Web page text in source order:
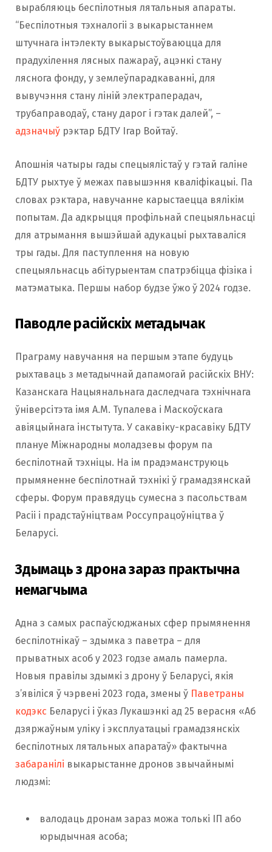
вырабляюць беспілотныя лятальныя апараты.
“Беспілотныя тэхналогіі з выкарыстаннем
штучнага інтэлекту выкарыстоўваюцца для
прадухілення лясных пажараў, ацэнкі стану
ляснога фонду, у землеўпарадкаванні, для
вывучэння стану ліній электраперадач,
трубаправодаў, стану дарог і гэтак далей”, –
адзначыў рэктар БДТУ Ігар Войтаў.
Апошнія чатыры гады спецыялістаў у гэтай галіне
БДТУ рыхтуе ў межах павышэння кваліфікацыі. Па
словах рэктара, навучанне карыстаецца вялікім
попытам. Да адкрыцця профільнай спецыяльнасці
для атрымання вышэйшай адукацыі рыхтаваліся
тры гады. Для паступлення на новую
спецыяльнасць абітурыентам спатрэбіцца фізіка і
матэматыка. Першы набор будзе ўжо ў 2024 годзе.
Паводле расійскіх метадычак
Праграму навучання на першым этапе будуць
рыхтаваць з метадычнай дапамогай расійскіх ВНУ:
Казанскага Нацыянальнага даследчага тэхнічнага
ўніверсітэта імя А.М. Тупалева і Маскоўскага
авіяцыйнага інстытута. У сакавіку-красавіку БДТУ
плануе Міжнародны моладзевы форум па
беспілотнай тэхніцы. На ім прадэманструюць
прымяненне беспілотнай тэхнікі ў грамадзянскай
сферы. Форум правядуць сумесна з пасольствам
Расіі і прадстаўніцтвам Россупрацоўніцтва ў
Беларусі.
Здымаць з дрона зараз практычна
немагчыма
Адна з самых распаўсюджаных сфер прымянення
беспілотнікаў – здымка з паветра – для
прыватных асоб у 2023 годзе амаль памерла.
Новыя правілы здымкі з дрону ў Беларусі, якія
з’явіліся ў чэрвені 2023 года, змены ў Паветраны
кодэкс Беларусі і ўказ Лукашэнкі ад 25 верасня «Аб
дзяржаўным уліку і эксплуатацыі грамадзянскіх
беспілотных лятальных апаратаў» фактычна
забаранілі выкарыстанне дронов звычайнымі
людзмі:
валодаць дронам зараз можа толькі ІП або
юрыдычная асоба;